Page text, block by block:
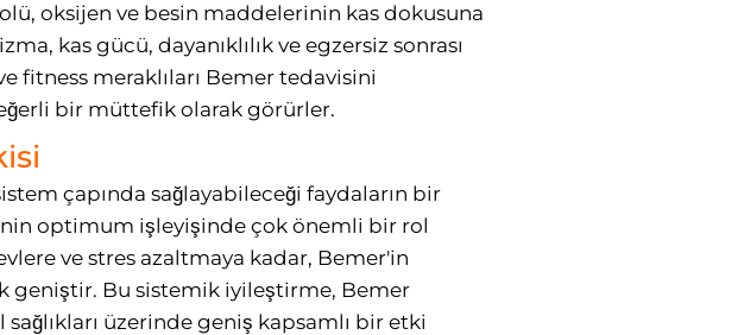
oksijen ve besin maddelerinin kas dokusuna
kas gücü, dayanıklılık ve egzersiz sonrası
fitness meraklıları Bemer tedavisini
bir müttefik olarak görürler.
çapında sağlayabileceği faydaların bir
optimum işleyişinde çok önemli bir rol
ve stres azaltmaya kadar, Bemer'in
Bu sistemik iyileştirme, Bemer
sağlıkları üzerinde geniş kapsamlı bir etki